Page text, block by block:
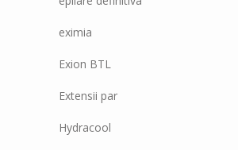
eximia
Exion BTL
Extensii par
Hydracool